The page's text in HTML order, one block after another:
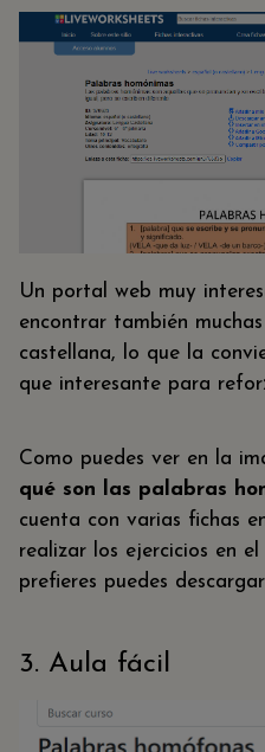
Un portal web muy
encontrar también
castellana, lo que la
que interesante para
Como puedes ver en la
qué son las palabras
cuenta con varias fichas
realizar los ejercicios en
prefieres puedes
3. Aula fácil